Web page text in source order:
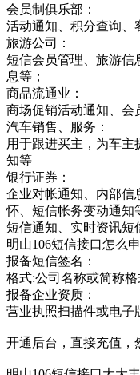
会员制俱乐部：
活动通知、积分查询、
旅游公司：
短信会员管理、旅游信
息等；
商品流通业：
商场促销活动通知、会
汽车销售、服务：
用于跟进买主，为车主
知等
银行证券：
企业对帐通知、内部信
怀、短信帐务变动通知
短信通知、实时资讯短
明山106短信接口怎么
报备短信签名：
格式:公司名称或简称
报备企业资质：
营业执照扫描件或电子
开通后台，直接充值，